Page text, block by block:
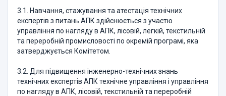
3.1. Навчання, стажування та атестація технічних
експертів з питань АПК здійснюється з участю
управління по нагляду в АПК, лісовій, легкій, текстильній
та переробній промисловості по окремій програмі, яка
затверджується Комітетом.
3.2. Для підвищення інженерно-технічних знань
технічних експертів АПК технічне управління і управління
по нагляду в АПК, лісовій, текстильній та переробній